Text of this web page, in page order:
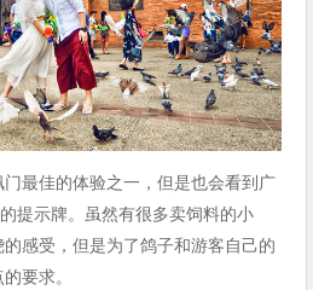
最佳的体验之一，但是也会看到广
提示牌。虽然有很多卖饲料的小
感受，但是为了鸽子和游客自己的
要求。